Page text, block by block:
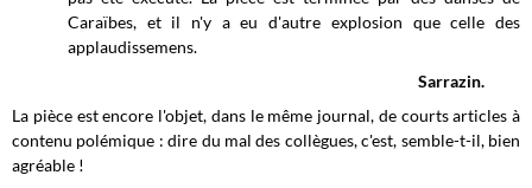
Caraïbes, et il n'y a eu d'autre explosion que celle des
applaudissemens.
Sarrazin.
La pièce est encore l'objet, dans le même journal, de courts articles à
contenu polémique : dire du mal des collègues, c'est, semble-t-il, bien
agréable !